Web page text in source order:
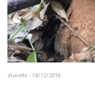
dueotto - 18/12/2016